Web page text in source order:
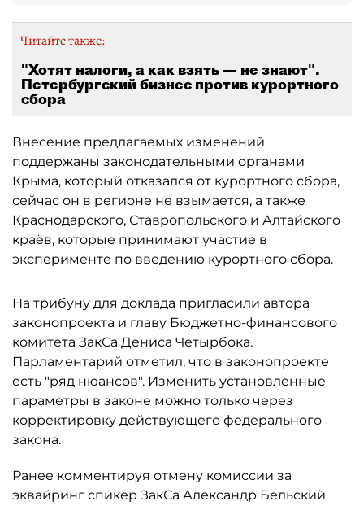
Читайте также:
"Хотят налоги, а как взять — не знают".
Петербургский бизнес против курортного
сбора
Внесение предлагаемых изменений
поддержаны законодательными органами
Крыма, который отказался от курортного сбора,
сейчас он в регионе не взымается, а также
Краснодарского, Ставропольского и Алтайского
краёв, которые принимают участие в
эксперименте по введению курортного сбора.
На трибуну для доклада пригласили автора
законопроекта и главу Бюджетно-финансового
комитета ЗакСа Дениса Четырбока.
Парламентарий отметил, что в законопроекте
есть "ряд нюансов". Изменить установленные
параметры в законе можно только через
корректировку действующего федерального
закона.
Ранее комментируя отмену комиссии за
эквайринг спикер ЗакСа Александр Бельский